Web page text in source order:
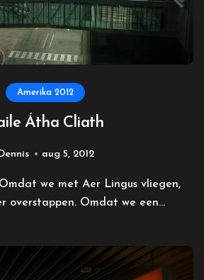
Amerika 2012
Átha Cliath
Dennis aug 5, 2012
overstappen. Omdat we een...